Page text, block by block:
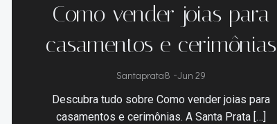
Como vender joias para
casamentos e cerimônias
Santaprata8 -Jun 29
Descubra tudo sobre Como vender joias para
casamentos e cerimônias. A Santa Prata […]